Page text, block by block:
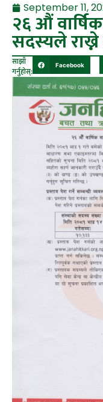
September 11,
२६ औं
सदस्यले राख्ने
साझाँ
गर्नुहोस्:
Facebook